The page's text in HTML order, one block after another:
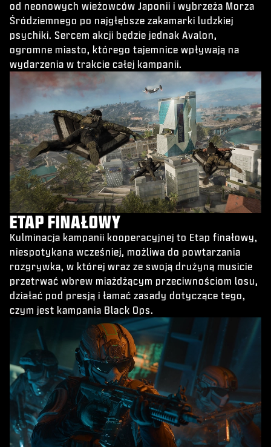
od neonowych wieżowców Japonii i wybrzeża Morza
Śródziemnego po najgłębsze zakamarki ludzkiej
psychiki. Sercem akcji będzie jednak Avalon,
ogromne miasto, którego tajemnice wpływają na
wydarzenia w trakcie całej kampanii.
ETAP FINAŁOWY
Kulminacja kampanii kooperacyjnej to Etap finałowy,
niespotykana wcześniej, możliwa do powtarzania
rozgrywka, w której wraz ze swoją drużyną musicie
przetrwać wbrew miażdżącym przeciwnościom losu,
działać pod presją i łamać zasady dotyczące tego,
czym jest kampania Black Ops.